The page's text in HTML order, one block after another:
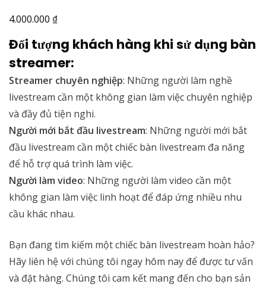
4.000.000 ₫
Đối tượng khách hàng khi sử dụng bàn
streamer:
Streamer chuyên nghiệp: Những người làm nghề
livestream cần một không gian làm việc chuyên nghiệp
và đầy đủ tiện nghi.
Người mới bắt đầu livestream: Những người mới bắt
đầu livestream cần một chiếc bàn livestream đa năng
để hỗ trợ quá trình làm việc.
Người làm video: Những người làm video cần một
không gian làm việc linh hoạt để đáp ứng nhiều nhu
cầu khác nhau.
Bạn đang tìm kiếm một chiếc bàn livestream hoàn hảo?
Hãy liên hệ với chúng tôi ngay hôm nay để được tư vấn
và đặt hàng. Chúng tôi cam kết mang đến cho bạn sản